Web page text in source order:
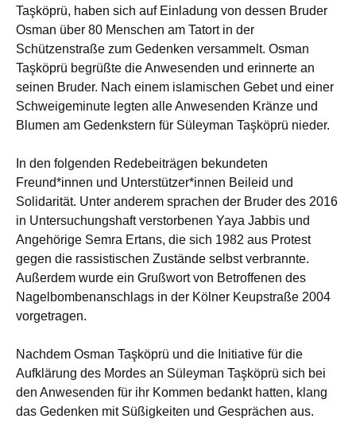
Taşköprü, haben sich auf Einladung von dessen Bruder
Osman über 80 Menschen am Tatort in der
Schützenstraße zum Gedenken versammelt. Osman
Taşköprü begrüßte die Anwesenden und erinnerte an
seinen Bruder. Nach einem islamischen Gebet und einer
Schweigeminute legten alle Anwesenden Kränze und
Blumen am Gedenkstern für Süleyman Taşköprü nieder.
In den folgenden Redebeiträgen bekundeten
Freund*innen und Unterstützer*innen Beileid und
Solidarität. Unter anderem sprachen der Bruder des 2016
in Untersuchungshaft verstorbenen Yaya Jabbis und
Angehörige Semra Ertans, die sich 1982 aus Protest
gegen die rassistischen Zustände selbst verbrannte.
Außerdem wurde ein Grußwort von Betroffenen des
Nagelbombenanschlags in der Kölner Keupstraße 2004
vorgetragen.
Nachdem Osman Taşköprü und die Initiative für die
Aufklärung des Mordes an Süleyman Taşköprü sich bei
den Anwesenden für ihr Kommen bedankt hatten, klang
das Gedenken mit Süßigkeiten und Gesprächen aus.